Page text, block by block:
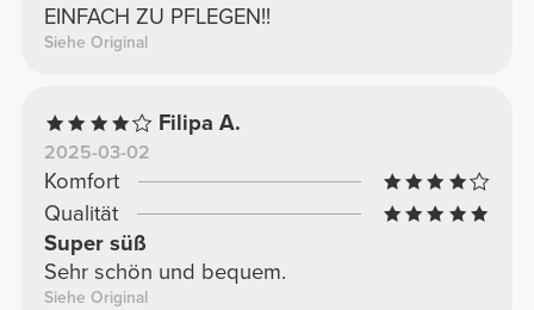
EINFACH ZU PFLEGEN!!
Siehe Original
Filipa A.
2025-03-02
Komfort
Qualität
Super süß
Sehr schön und bequem.
Siehe Original